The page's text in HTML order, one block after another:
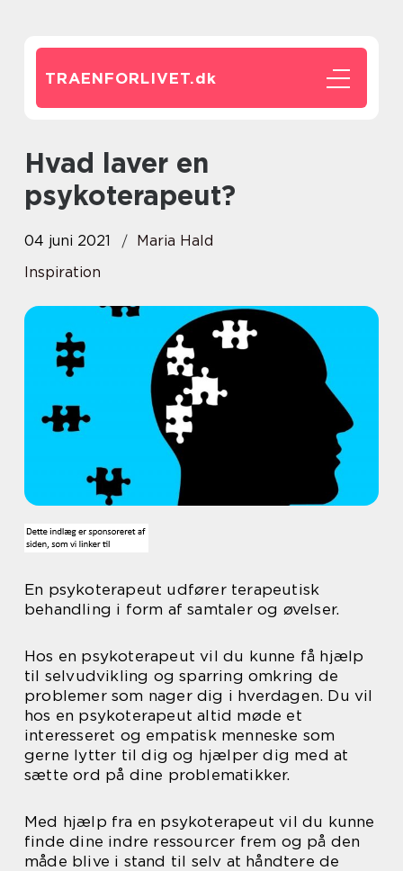
TRAENFORLIVET.dk
Hvad laver en
psykoterapeut?
04 juni 2021
Maria Hald
Inspiration
En psykoterapeut udfører terapeutisk
behandling i form af samtaler og øvelser.
Hos en psykoterapeut vil du kunne få hjælp
til selvudvikling og sparring omkring de
problemer som nager dig i hverdagen. Du vil
hos en psykoterapeut altid møde et
interesseret og empatisk menneske som
gerne lytter til dig og hjælper dig med at
sætte ord på dine problematikker.
Med hjælp fra en psykoterapeut vil du kunne
finde dine indre ressourcer frem og på den
måde blive i stand til selv at håndtere de